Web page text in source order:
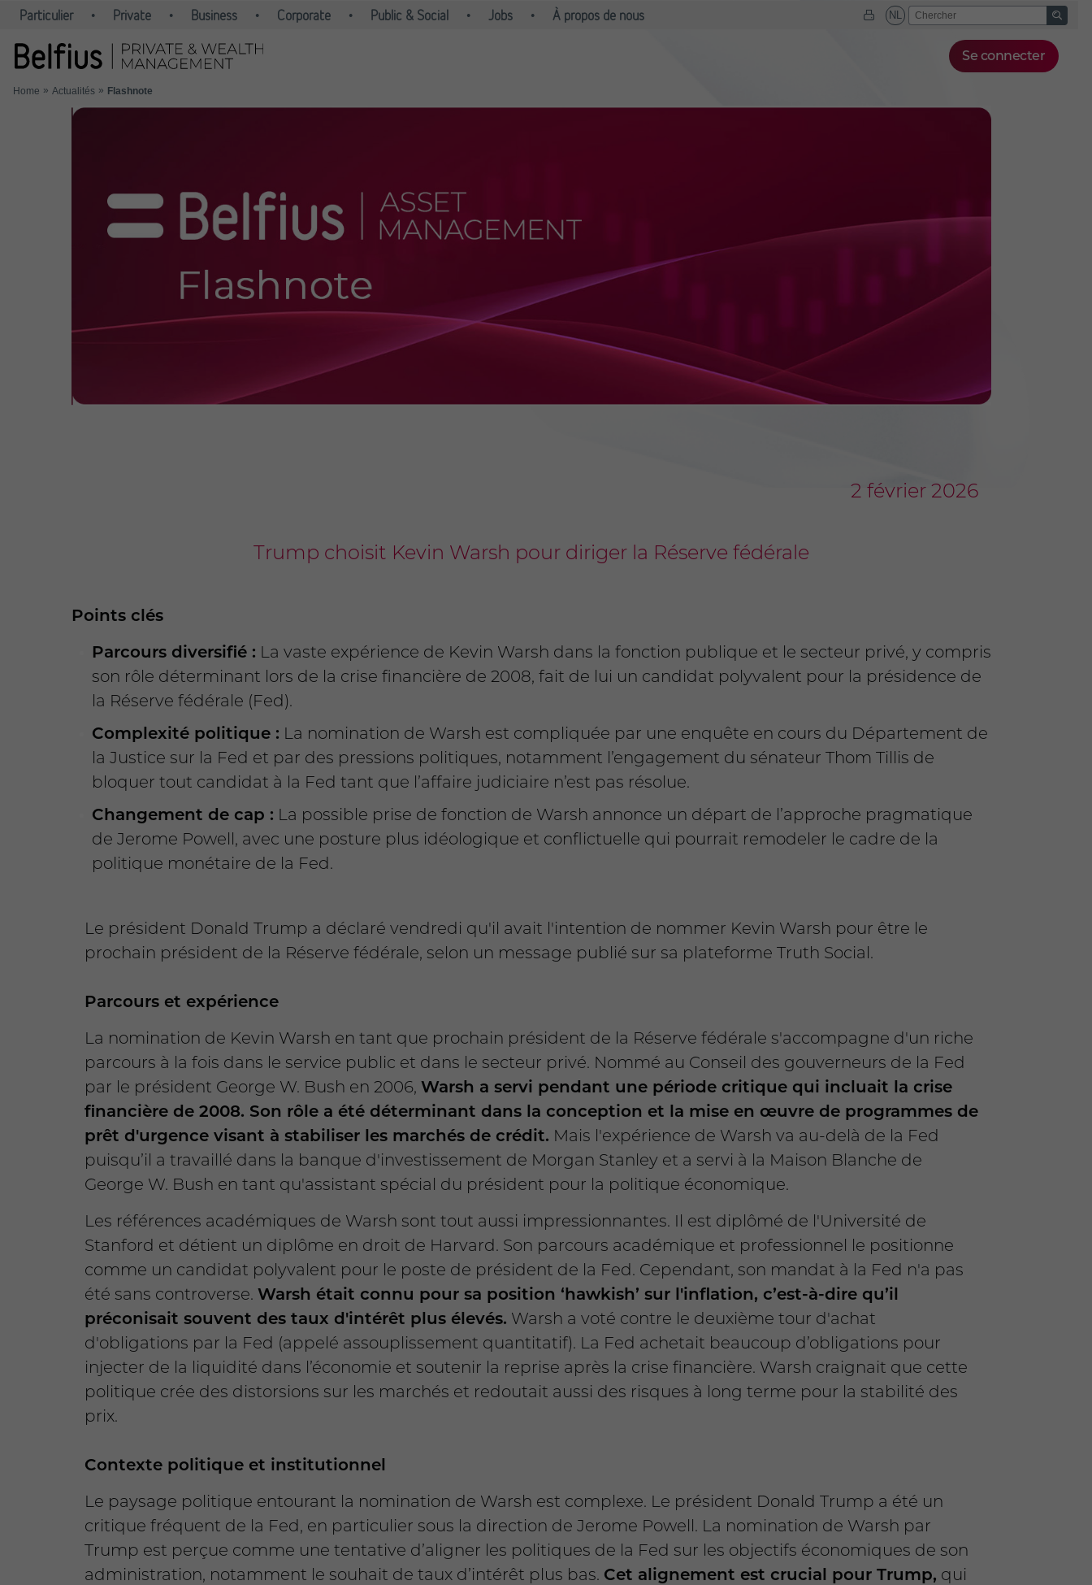
2 février 2026
Trump choisit Kevin Warsh pour diriger la Réserve fédérale
Points clés
Parcours diversifié : La vaste expérience de Kevin Warsh dans la fonction publique et le secteur privé, y compris
son rôle déterminant lors de la crise financière de 2008, fait de lui un candidat polyvalent pour la présidence de
la Réserve fédérale (Fed).
Complexité politique : La nomination de Warsh est compliquée par une enquête en cours du Département de
la Justice sur la Fed et par des pressions politiques, notamment l’engagement du sénateur Thom Tillis de
bloquer tout candidat à la Fed tant que l’affaire judiciaire n’est pas résolue.
Changement de cap : La possible prise de fonction de Warsh annonce un départ de l’approche pragmatique
de Jerome Powell, avec une posture plus idéologique et conflictuelle qui pourrait remodeler le cadre de la
politique monétaire de la Fed.
Le président Donald Trump a déclaré vendredi qu'il avait l'intention de nommer Kevin Warsh pour être le
prochain président de la Réserve fédérale, selon un message publié sur sa plateforme Truth Social.
Parcours et expérience
La nomination de Kevin Warsh en tant que prochain président de la Réserve fédérale s'accompagne d'un riche
parcours à la fois dans le service public et dans le secteur privé. Nommé au Conseil des gouverneurs de la Fed
par le président George W. Bush en 2006, Warsh a servi pendant une période critique qui incluait la crise
financière de 2008. Son rôle a été déterminant dans la conception et la mise en œuvre de programmes de
prêt d'urgence visant à stabiliser les marchés de crédit. Mais l'expérience de Warsh va au-delà de la Fed
puisqu’il a travaillé dans la banque d'investissement de Morgan Stanley et a servi à la Maison Blanche de
George W. Bush en tant qu'assistant spécial du président pour la politique économique.
Les références académiques de Warsh sont tout aussi impressionnantes. Il est diplômé de l'Université de
Stanford et détient un diplôme en droit de Harvard. Son parcours académique et professionnel le positionne
comme un candidat polyvalent pour le poste de président de la Fed. Cependant, son mandat à la Fed n'a pas
été sans controverse. Warsh était connu pour sa position ‘hawkish’ sur l'inflation, c’est-à-dire qu’il
préconisait souvent des taux d'intérêt plus élevés. Warsh a voté contre le deuxième tour d'achat
d'obligations par la Fed (appelé assouplissement quantitatif). La Fed achetait beaucoup d’obligations pour
injecter de la liquidité dans l’économie et soutenir la reprise après la crise financière. Warsh craignait que cette
politique crée des distorsions sur les marchés et redoutait aussi des risques à long terme pour la stabilité des
prix.
Contexte politique et institutionnel
Le paysage politique entourant la nomination de Warsh est complexe. Le président Donald Trump a été un
critique fréquent de la Fed, en particulier sous la direction de Jerome Powell. La nomination de Warsh par
Trump est perçue comme une tentative d’aligner les politiques de la Fed sur les objectifs économiques de son
administration, notamment le souhait de taux d’intérêt plus bas. Cet alignement est crucial pour Trump, qui